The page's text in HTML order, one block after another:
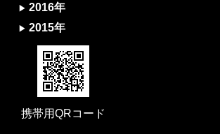
2016年
2015年
携帯用QRコード